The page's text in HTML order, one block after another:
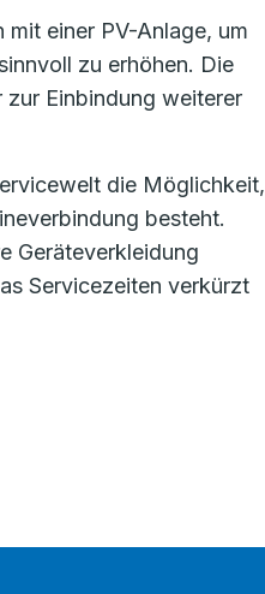
einer PV-Anlage, um
zu erhöhen. Die
Einbindung weiterer
die Möglichkeit,
besteht.
Geräteverkleidung
Servicezeiten verkürzt